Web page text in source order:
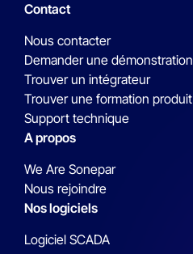
Contact
Nous contacter
Demander une démonstration
Trouver un intégrateur
Trouver une formation produit
Support technique
A propos
We Are Sonepar
Nous rejoindre
Nos logiciels
Logiciel SCADA